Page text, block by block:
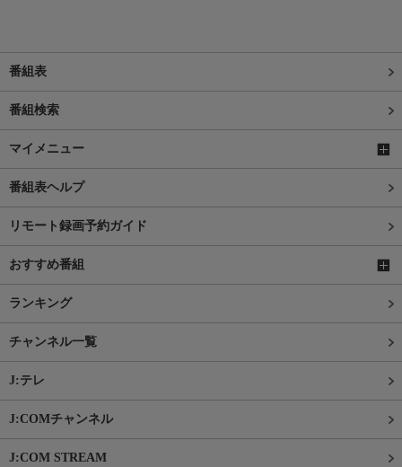
番組表
番組検索
マイメニュー
番組表ヘルプ
リモート録画予約ガイド
おすすめ番組
ランキング
チャンネル一覧
J:テレ
J:COMチャンネル
J:COM STREAM